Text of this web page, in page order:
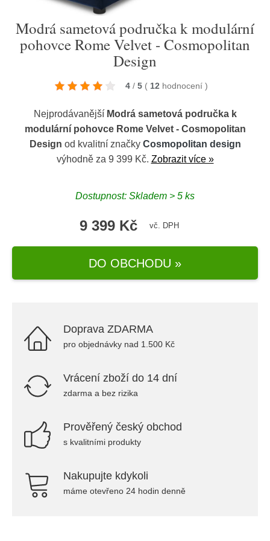
Modrá sametová područka k modulární
pohovce Rome Velvet - Cosmopolitan
Design
4 / 5 ( 12 hodnocení )
Nejprodávanější Modrá sametová područka k
modulární pohovce Rome Velvet - Cosmopolitan
Design od kvalitní značky Cosmopolitan design
výhodně za 9 399 Kč. Zobrazit více »
Dostupnost: Skladem > 5 ks
9 399 Kč vč. DPH
DO OBCHODU »
Doprava ZDARMA
pro objednávky nad 1.500 Kč
Vrácení zboží do 14 dní
zdarma a bez rizika
Prověřený český obchod
s kvalitními produkty
Nakupujte kdykoli
máme otevřeno 24 hodin denně